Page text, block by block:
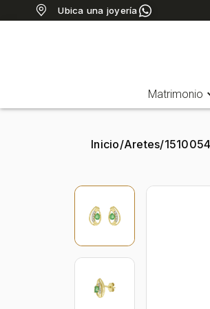
Ubica una joyería
Matrimonio
Inicio/Aretes/